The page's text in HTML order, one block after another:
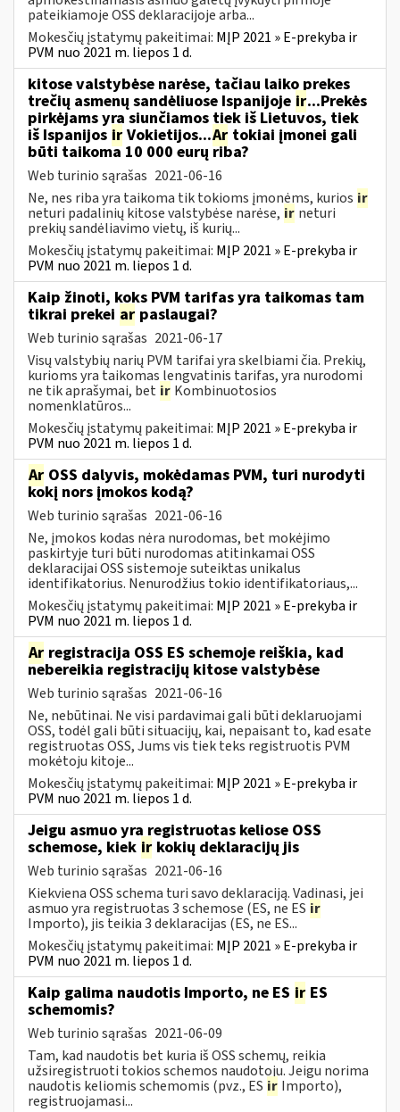
pateikiamoje OSS deklaracijoje arba...
Mokesčių įstatymų pakeitimai: MĮP 2021 » E-prekyba ir
PVM nuo 2021 m. liepos 1 d.
kitose valstybėse narėse, tačiau laiko prekes
trečių asmenų sandėliuose Ispanijoje ir...Prekės
pirkėjams yra siunčiamos tiek iš Lietuvos, tiek
iš Ispanijos ir Vokietijos...Ar tokiai įmonei gali
būti taikoma 10 000 eurų riba?
Web turinio sąrašas 2021-06-16
Ne, nes riba yra taikoma tik tokioms įmonėms, kurios ir
neturi padalinių kitose valstybėse narėse, ir neturi
prekių sandėliavimo vietų, iš kurių...
Mokesčių įstatymų pakeitimai: MĮP 2021 » E-prekyba ir
PVM nuo 2021 m. liepos 1 d.
Kaip žinoti, koks PVM tarifas yra taikomas tam
tikrai prekei ar paslaugai?
Web turinio sąrašas 2021-06-17
Visų valstybių narių PVM tarifai yra skelbiami čia. Prekių,
kurioms yra taikomas lengvatinis tarifas, yra nurodomi
ne tik aprašymai, bet ir Kombinuotosios
nomenklatūros...
Mokesčių įstatymų pakeitimai: MĮP 2021 » E-prekyba ir
PVM nuo 2021 m. liepos 1 d.
Ar OSS dalyvis, mokėdamas PVM, turi nurodyti
kokį nors įmokos kodą?
Web turinio sąrašas 2021-06-16
Ne, įmokos kodas nėra nurodomas, bet mokėjimo
paskirtyje turi būti nurodomas atitinkamai OSS
deklaracijai OSS sistemoje suteiktas unikalus
identifikatorius. Nenurodžius tokio identifikatoriaus,...
Mokesčių įstatymų pakeitimai: MĮP 2021 » E-prekyba ir
PVM nuo 2021 m. liepos 1 d.
Ar registracija OSS ES schemoje reiškia, kad
nebereikia registracijų kitose valstybėse
Web turinio sąrašas 2021-06-16
Ne, nebūtinai. Ne visi pardavimai gali būti deklaruojami
OSS, todėl gali būti situacijų, kai, nepaisant to, kad esate
registruotas OSS, Jums vis tiek teks registruotis PVM
mokėtoju kitoje...
Mokesčių įstatymų pakeitimai: MĮP 2021 » E-prekyba ir
PVM nuo 2021 m. liepos 1 d.
Jeigu asmuo yra registruotas keliose OSS
schemose, kiek ir kokių deklaracijų jis
Web turinio sąrašas 2021-06-16
Kiekviena OSS schema turi savo deklaraciją. Vadinasi, jei
asmuo yra registruotas 3 schemose (ES, ne ES ir
Importo), jis teikia 3 deklaracijas (ES, ne ES...
Mokesčių įstatymų pakeitimai: MĮP 2021 » E-prekyba ir
PVM nuo 2021 m. liepos 1 d.
Kaip galima naudotis Importo, ne ES ir ES
schemomis?
Web turinio sąrašas 2021-06-09
Tam, kad naudotis bet kuria iš OSS schemų, reikia
užsiregistruoti tokios schemos naudotoju. Jeigu norima
naudotis keliomis schemomis (pvz., ES ir Importo),
registruojamasi...